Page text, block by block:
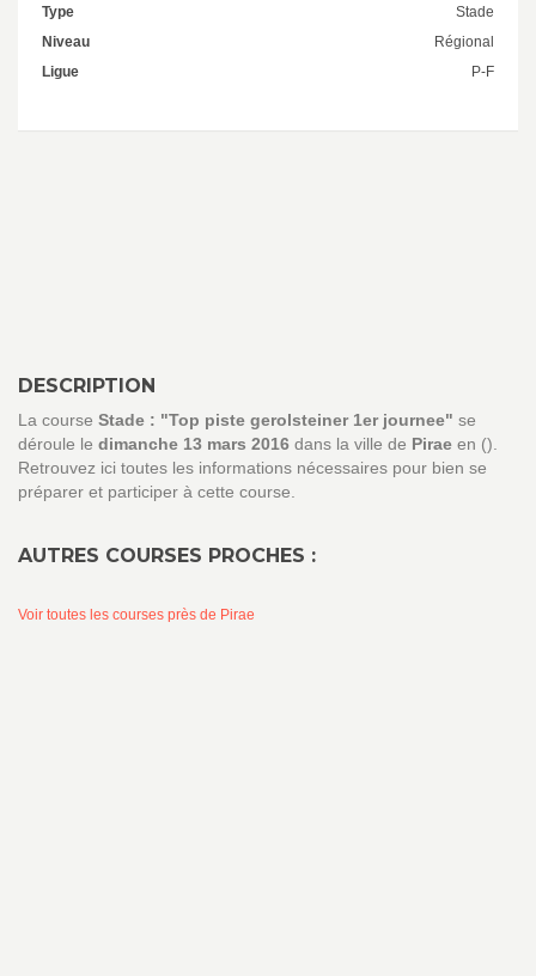
Type
Stade
Niveau
Régional
Ligue
P-F
DESCRIPTION
La course Stade : "Top piste gerolsteiner 1er journee" se
déroule le dimanche 13 mars 2016 dans la ville de Pirae en ().
Retrouvez ici toutes les informations nécessaires pour bien se
préparer et participer à cette course.
AUTRES COURSES PROCHES :
Voir toutes les courses près de Pirae